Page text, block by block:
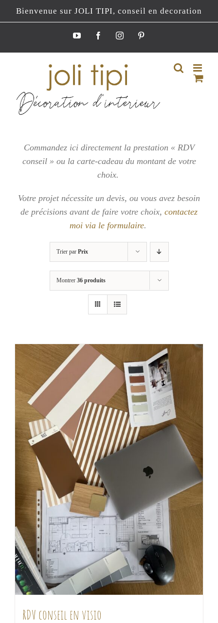
Passer
au
Bienvenue sur JOLI TIPI, conseil en decoration
YouTubeFacebookInstagramPinterest
Commandez ici directement la prestation « RDV
conseil » ou la carte-cadeau du montant de votre
choix.
Votre projet nécessite un devis, ou vous avez besoin
de précisions avant de faire votre choix, contactez
moi via le formulaire.
Trier par Prix
Montrer 36 produits
RDV conseil en visio